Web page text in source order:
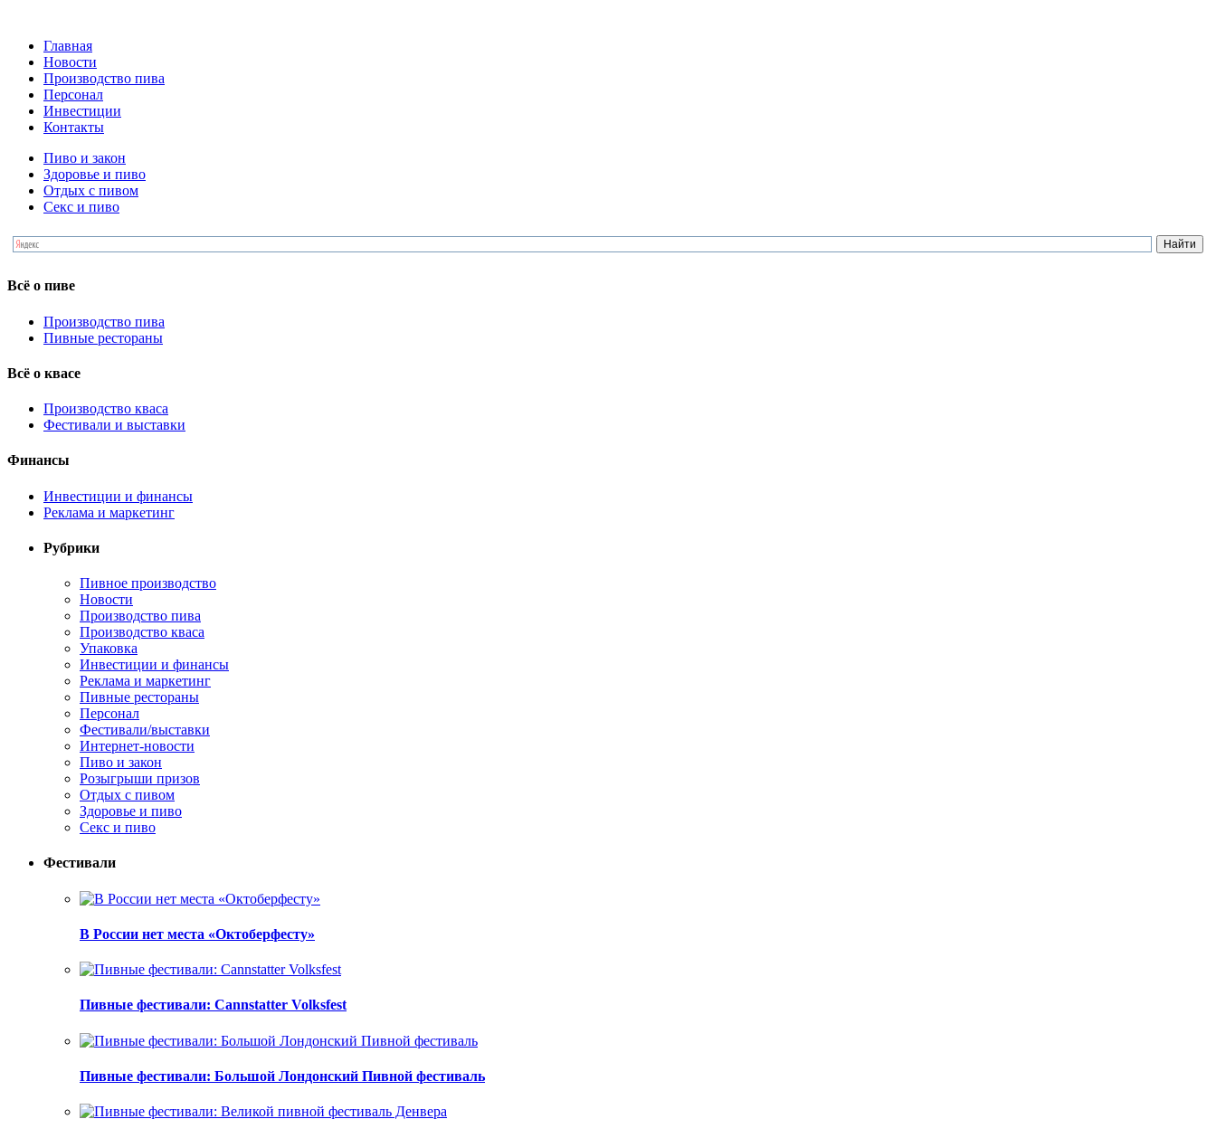
Главная
Новости
Производство пива
Персонал
Инвестиции
Контакты
Пиво и закон
Здоровье и пиво
Отдых с пивом
Секс и пиво
Всё о пиве
Производство пива
Пивные рестораны
Всё о квасе
Производство кваса
Фестивали и выставки
Финансы
Инвестиции и финансы
Реклама и маркетинг
Рубрики
Пивное производство
Новости
Производство пива
Производство кваса
Упаковка
Инвестиции и финансы
Реклама и маркетинг
Пивные рестораны
Персонал
Фестивали/выставки
Интернет-новости
Пиво и закон
Розыгрыши призов
Отдых с пивом
Здоровье и пиво
Секс и пиво
Фестивали
В России нет места «Октоберфесту»
Пивные фестивали: Cannstatter Volksfest
Пивные фестивали: Большой Лондонский Пивной фестиваль